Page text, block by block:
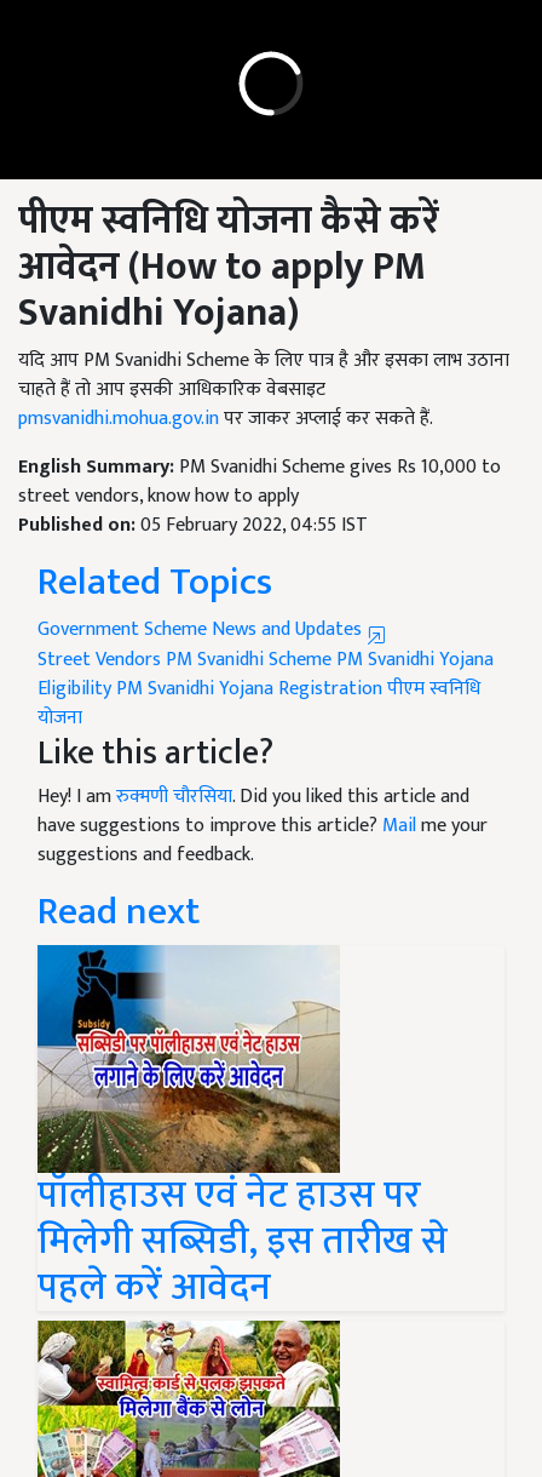
पीएम स्वनिधि योजना कैसे करें
आवेदन(How to apply PM
Svanidhi Yojana)
यदि आप PM Svanidhi Scheme के लिए पात्र है और इसका लाभ उठाना
चाहते हैं तो आप इसकी आधिकारिक वेबसाइट
pmsvanidhi.mohua.gov.inपर जाकर अप्लाई कर सकते हैं.
English Summary:PM Svanidhi Scheme gives Rs 10,000 to
street vendors, know how to apply
Published on:05 February 2022, 04:55 IST
Related Topics
Government Scheme News and Updates
Street Vendors PM Svanidhi SchemePM Svanidhi Yojana
EligibilityPM Svanidhi Yojana Registrationपीएम स्वनिधि
योजना
Like this article?
Hey! I amरुक्मणी चौरसिया. Did you liked this article and
have suggestions to improve this article? Mailme your
suggestions and feedback.
Read next
पॉलीहाउस एवं नेट हाउस पर
मिलेगी सब्सिडी, इस तारीख से
पहले करें आवेदन